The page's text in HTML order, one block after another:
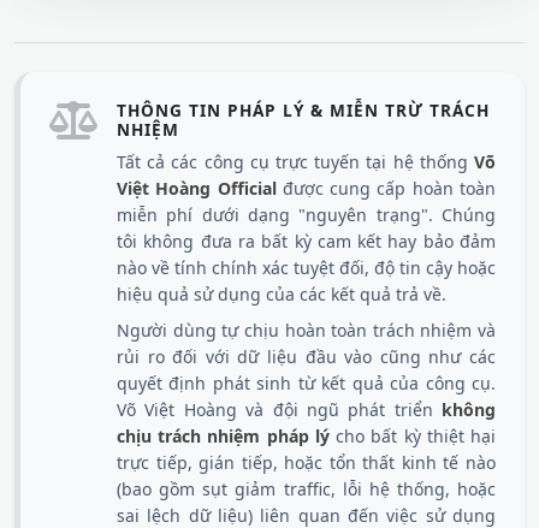
THÔNG TIN PHÁP LÝ & MIỄN TRỪ TRÁCH
NHIỆM
Tất cả các công cụ trực tuyến tại hệ thống Võ
Việt Hoàng Officialđược cung cấp hoàn toàn
miễn phí dưới dạng "nguyên trạng". Chúng
tôi không đưa ra bất kỳ cam kết hay bảo đảm
nào về tính chính xác tuyệt đối, độ tin cậy hoặc
hiệu quả sử dụng của các kết quả trả về.
Người dùng tự chịu hoàn toàn trách nhiệm và
rủi ro đối với dữ liệu đầu vào cũng như các
quyết định phát sinh từ kết quả của công cụ.
Võ Việt Hoàng và đội ngũ phát triển không
chịu trách nhiệm pháp lýcho bất kỳ thiệt hại
trực tiếp, gián tiếp, hoặc tổn thất kinh tế nào
(bao gồm sụt giảm traffic, lỗi hệ thống, hoặc
sai lệch dữ liệu) liên quan đến việc sử dụng